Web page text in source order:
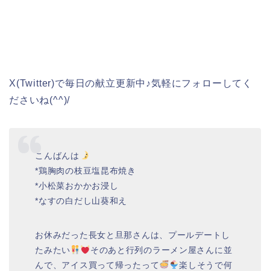
X(Twitter)で毎日の献立更新中♪気軽にフォローしてく
ださいね(^^)/
こんばんは
*鶏胸肉の枝豆塩昆布焼き
*小松菜おかかお浸し
*なすの白だし山葵和え
お休みだった長女と旦那さんは、プールデートし
たみたい
そのあと行列のラーメン屋さんに並
んで、アイス買って帰ったって
楽しそうで何